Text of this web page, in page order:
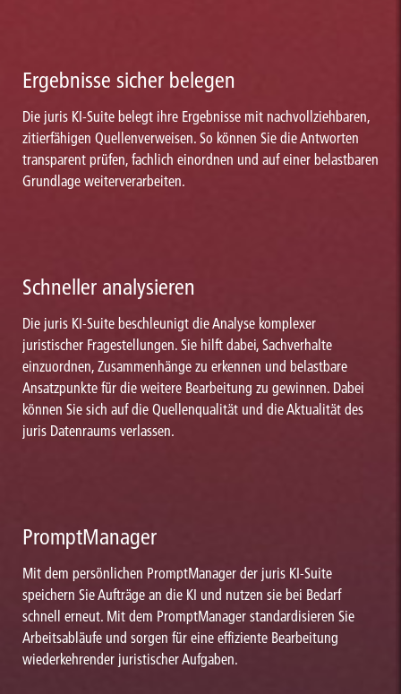
Ergebnisse sicher belegen
Die juris KI-Suite belegt ihre Ergebnisse mit nachvollziehbaren,
zitierfähigen Quellenverweisen. So können Sie die Antworten
transparent prüfen, fachlich einordnen und auf einer belastbaren
Grundlage weiterverarbeiten.
Schneller analysieren
Die juris KI-Suite beschleunigt die Analyse komplexer
juristischer Fragestellungen. Sie hilft dabei, Sachverhalte
einzuordnen, Zusammenhänge zu erkennen und belastbare
Ansatzpunkte für die weitere Bearbeitung zu gewinnen. Dabei
können Sie sich auf die Quellenqualität und die Aktualität des
juris Datenraums verlassen.
PromptManager
Mit dem persönlichen PromptManager der juris KI-Suite
speichern Sie Aufträge an die KI und nutzen sie bei Bedarf
schnell erneut. Mit dem PromptManager standardisieren Sie
Arbeitsabläufe und sorgen für eine effiziente Bearbeitung
wiederkehrender juristischer Aufgaben.